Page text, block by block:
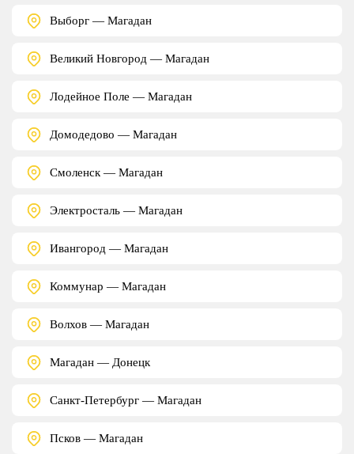
Выборг — Магадан
Великий Новгород — Магадан
Лодейное Поле — Магадан
Домодедово — Магадан
Смоленск — Магадан
Электросталь — Магадан
Ивангород — Магадан
Коммунар — Магадан
Волхов — Магадан
Магадан — Донецк
Санкт-Петербург — Магадан
Псков — Магадан